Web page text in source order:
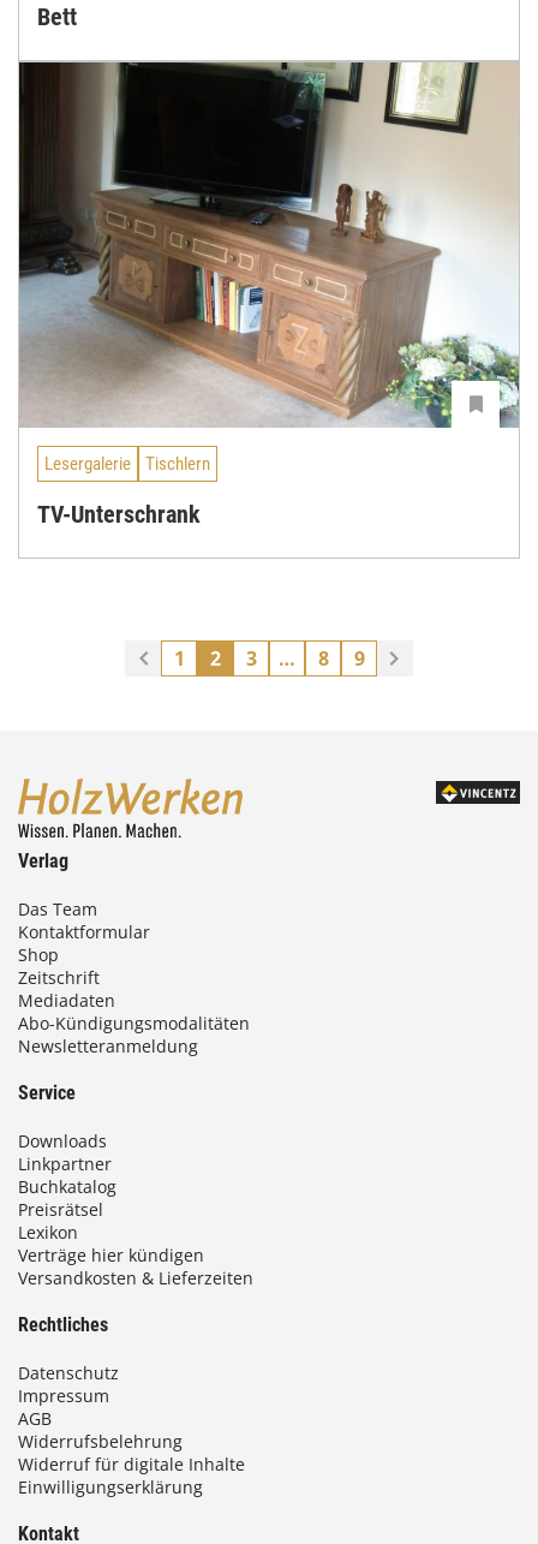
Bett
Lesergalerie Tischlern
TV-Unterschrank
1 2 3 … 8 9
Verlag
Das Team
Kontaktformular
Shop
Zeitschrift
Mediadaten
Abo-Kündigungsmodalitäten
Newsletteranmeldung
Service
Downloads
Linkpartner
Buchkatalog
Preisrätsel
Lexikon
Verträge hier kündigen
Versandkosten & Lieferzeiten
Rechtliches
Datenschutz
Impressum
AGB
Widerrufsbelehrung
Widerruf für digitale Inhalte
Einwilligungserklärung
Kontakt